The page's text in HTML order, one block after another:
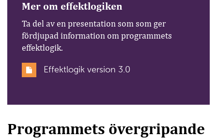
Mer om effektlogiken
Ta del av en presentation som som ger
fördjupad information om programmets
effektlogik.
Effektlogik version 3.0
Programmets övergripande